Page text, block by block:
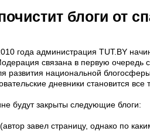
блоги от
года администрация TUT.BY
связана в первую очередь
развития национальной
дневники становится
будут закрыты следующие блоги:
завел страницу, однако по